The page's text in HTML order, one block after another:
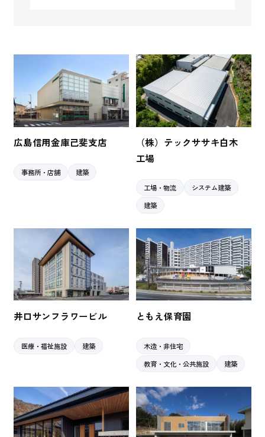
広島信用金庫己斐支店
事務所・店舗 建築
（株）テックササキ白木
工場
工場・物流
システム建築
建築
井口サンフラワービル
医療・福祉施設 建築
ともえ保育園
木造・非住宅
教育・文化・公共施設
建築